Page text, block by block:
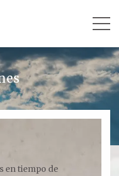
en tiempo de